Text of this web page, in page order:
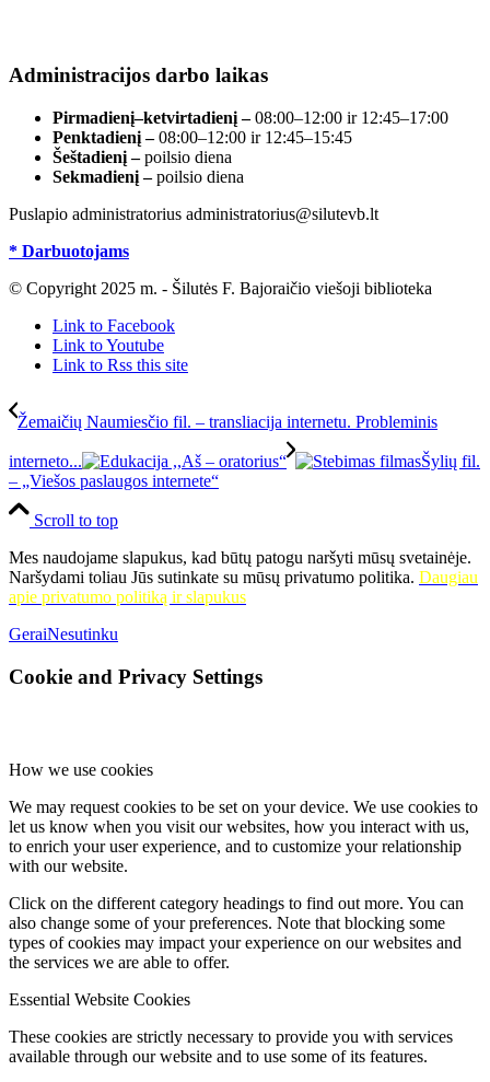
Administracijos darbo laikas
Pirmadienį–ketvirtadienį –08:00–12:00 ir 12:45–17:00
Penktadienį –08:00–12:00 ir 12:45–15:45
Šeštadienį –poilsio diena
Sekmadienį –poilsio diena
Puslapio administratorius administratorius@silutevb.lt
* Darbuotojams
© Copyright 2025 m. - Šilutės F. Bajoraičio viešoji biblioteka
Link to Facebook
Link to Youtube
Link to Rss this site
Žemaičių Naumiesčio fil. – transliacija internetu. Probleminis
interneto...
Šylių fil.
– „Viešos paslaugos internete“
Scroll to top
Mes naudojame slapukus, kad būtų patogu naršyti mūsų svetainėje.
Naršydami toliau Jūs sutinkate su mūsų privatumo politika. Daugiau
apie privatumo politiką ir slapukus
GeraiNesutinku
Cookie and Privacy Settings
How we use cookies
We may request cookies to be set on your device. We use cookies to
let us know when you visit our websites, how you interact with us,
to enrich your user experience, and to customize your relationship
with our website.
Click on the different category headings to find out more. You can
also change some of your preferences. Note that blocking some
types of cookies may impact your experience on our websites and
the services we are able to offer.
Essential Website Cookies
These cookies are strictly necessary to provide you with services
available through our website and to use some of its features.